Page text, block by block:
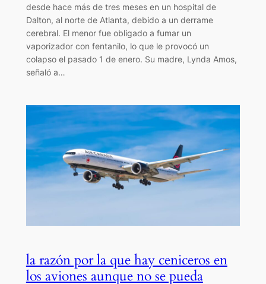
desde hace más de tres meses en un hospital de
Dalton, al norte de Atlanta, debido a un derrame
cerebral. El menor fue obligado a fumar un
vaporizador con fentanilo, lo que le provocó un
colapso el pasado 1 de enero. Su madre, Lynda Amos,
señaló a…
la razón por la que hay ceniceros en
los aviones aunque no se pueda